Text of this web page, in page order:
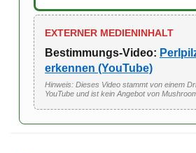
EXTERNER MEDIENINHALT
Bestimmungs-Video:
erkennen (YouTube)
Hinweis: Dieses Video stammt von einem
YouTube und ist kein Angebot von